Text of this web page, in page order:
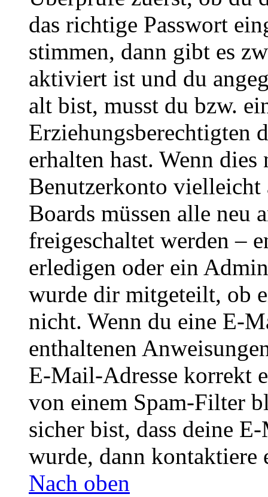
das richtige Passwort
stimmen, dann gibt es
aktiviert ist und du
alt bist, musst du bzw.
Erziehungsberechtigten
erhalten hast. Wenn
Benutzerkonto
Boards müssen alle neu
freigeschaltet werden –
erledigen oder ein
wurde dir mitgeteilt, ob
nicht. Wenn du eine E-
enthaltenen
E-Mail-Adresse korrekt
von einem Spam-Filter
sicher bist, dass deine
wurde, dann kontaktiere
Nach oben